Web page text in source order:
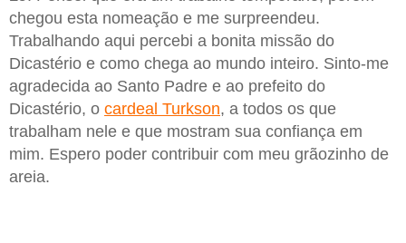
chegou esta nomeação e me surpreendeu.
Trabalhando aqui percebi a bonita missão do
Dicastério e como chega ao mundo inteiro. Sinto-me
agradecida ao Santo Padre e ao prefeito do
Dicastério, o cardeal Turkson, a todos os que
trabalham nele e que mostram sua confiança em
mim. Espero poder contribuir com meu grãozinho de
areia.